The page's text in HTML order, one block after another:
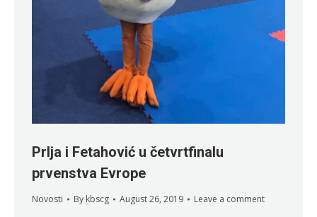
Prlja i Fetahović u četvrtfinalu
prvenstva Evrope
Novosti By kbscg August 26, 2019 Leave a comment